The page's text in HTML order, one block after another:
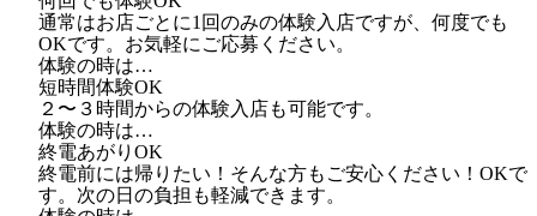
通常はお店ごとに1回のみの体験入店ですが、何度でも
OKです。お気軽にご応募ください。
体験の時は…
短時間体験OK
２〜３時間からの体験入店も可能です。
体験の時は…
終電あがりOK
終電前には帰りたい！そんな方もご安心ください！OKで
す。次の日の負担も軽減できます。